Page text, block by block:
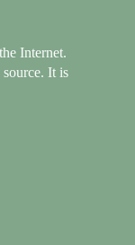
Internet.
It is